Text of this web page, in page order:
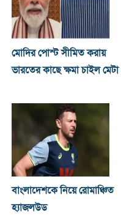
মোদির পোস্ট সীমিত করায়
ভারতের কাছে ক্ষমা চাইল মেটা
বাংলাদেশকে নিয়ে রোমাঞ্চিত
হ্যাজলউড